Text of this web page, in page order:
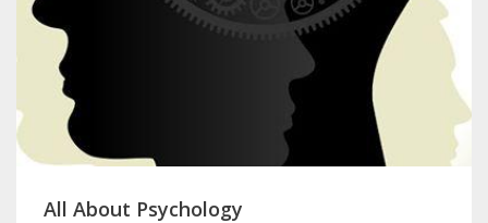
All About Psychology